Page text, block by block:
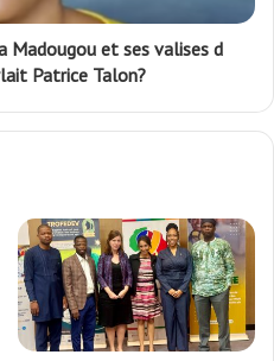
Madougou et ses valises d
Patrice Talon?